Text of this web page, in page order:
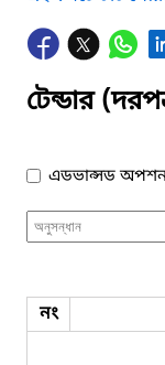
টেন্ডার
এডভান্সড
নং